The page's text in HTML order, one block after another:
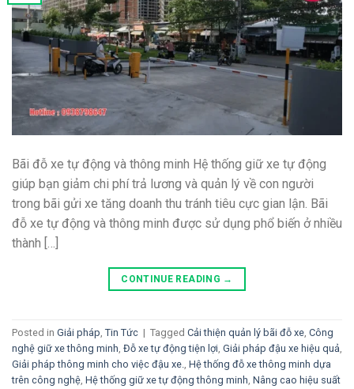
Bãi đỗ xe tự động và thông minh Hệ thống giữ xe tự động
giúp bạn giảm chi phí trả lương và quản lý về con người
trong bãi gửi xe tăng doanh thu tránh tiêu cực gian lận. Bãi
đỗ xe tự động và thông minh được sử dụng phổ biến ở nhiều
thành […]
CONTINUE READING →
Posted in Giải pháp, Tin Tức | Tagged Cải thiện quản lý bãi đỗ xe, Công
nghệ giữ xe thông minh, Đỗ xe tự động tiện lợi, Giải pháp đậu xe hiệu quả,
Giải pháp thông minh cho việc đậu xe., Hệ thống đỗ xe thông minh dựa
trên công nghệ, Hệ thống giữ xe tự động thông minh, Nâng cao hiệu suất